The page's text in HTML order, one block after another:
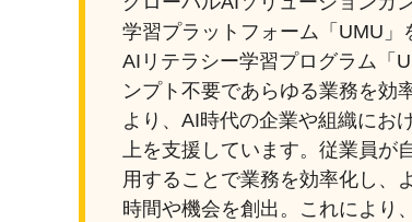
学習プラットフォーム「UMU
AIリテラシー学習プログラム「
ンプト不要であらゆる業務を効
より、AI時代の企業や組織にお
上を支援しています。従業員が
用することで業務を効率化し、
時間や機会を創出。これにより